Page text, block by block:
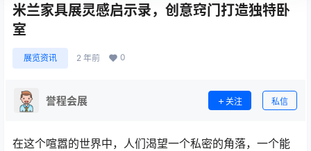
米兰家具展灵感启示录，创意窍门打造独特卧
室
展览资讯 2 年前 0
誉程会展 关注 私信
在这个喧嚣的世界中，人们渴望一个私密的角落，一个能